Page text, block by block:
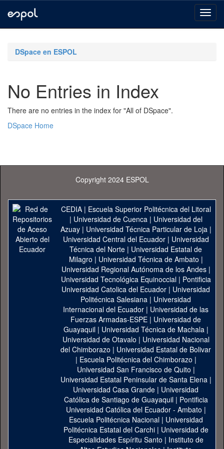
navigationDSpace en ESPOL
No Entries in Index
There are no entries in the index for "All of DSpace".
DSpace Home
Copyright 2024 ESPOL
CEDIA| Escuela Superior Politécnica del Litoral
| Universidad de Cuenca| Universidad del
Azuay| Universidad Técnica Particular de Loja|
Universidad Central del Ecuador| Universidad
Técnica del Norte | Universidad Estatal de
Milagro | Universidad Técnica de Ambato |
Universidad Regional Autónoma de los Andes|
Universidad Tecnológica Equinoccial| Pontificia
Universidad Catolica del Ecuador | Universidad
Politécnica Salesiana | Universidad
Internacional del Ecuador | Universidad de las
Fuerzas Armadas-ESPE | Universidad de
Guayaquil| Universidad Técnica de Machala|
Universidad de Otavalo | Universidad Nacional
del Chimborazo | Universidad Estatal de Bolivar
| Escuela Politécnica del Chimborazo |
Universidad San Francisco de Quito |
Universidad Estatal Peninsular de Santa Elena|
Universidad Casa Grande | Universidad
Católica de Santiago de Guayaquil| Pontificia
Universidad Católica del Ecuador - Ambato |
Escuela Politécnica Nacional| Universidad
Politécnica Estatal del Carchi| Universidad de
Especialidades Espíritu Santo | Instituto de